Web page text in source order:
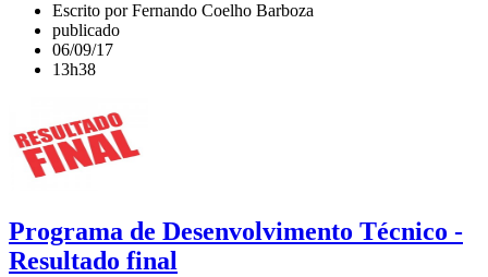
Escrito por Fernando Coelho Barboza
publicado
06/09/17
13h38
Programa de Desenvolvimento Técnico -
Resultado final